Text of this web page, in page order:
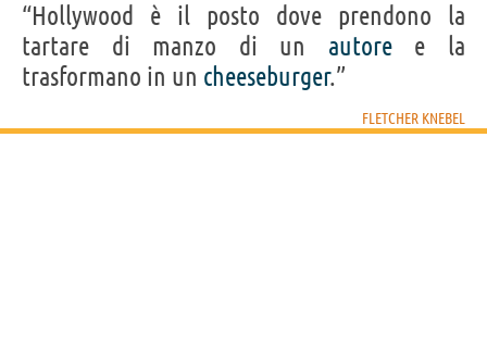
“Hollywood è il posto dove prendono la
tartare di manzo di un autoree la
trasformano in un cheeseburger.”
FLETCHER KNEBEL